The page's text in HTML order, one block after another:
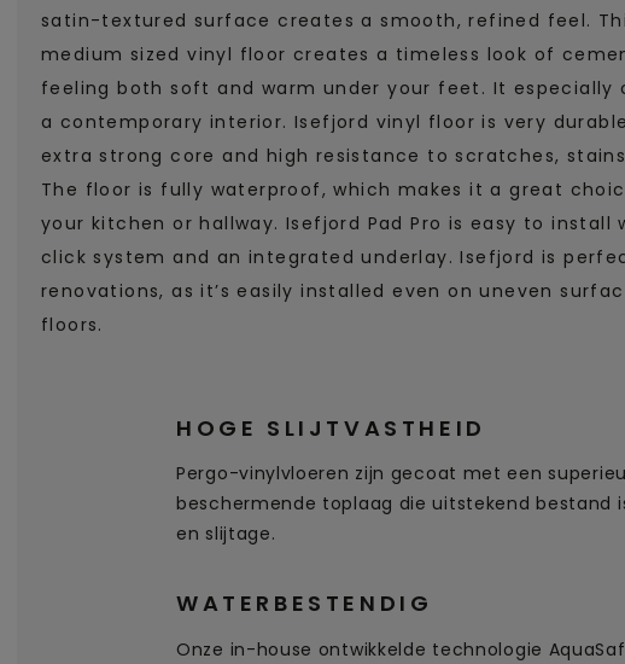
satin-textured surface creates a smooth, refined feel.
medium sized vinyl floor creates a timeless look of
feeling both soft and warm under your feet. It especially
a contemporary interior. Isefjord vinyl floor is very
extra strong core and high resistance to scratches,
The floor is fully waterproof, which makes it a great
your kitchen or hallway. Isefjord Pad Pro is easy to install
click system and an integrated underlay. Isefjord is
renovations, as it’s easily installed even on uneven
floors.
HOGE SLIJTVASTHEID
Pergo-vinylvloeren zijn gecoat met een
beschermende toplaag die uitstekend bestand
en slijtage.
WATERBESTENDIG
Onze in-house ontwikkelde technologie